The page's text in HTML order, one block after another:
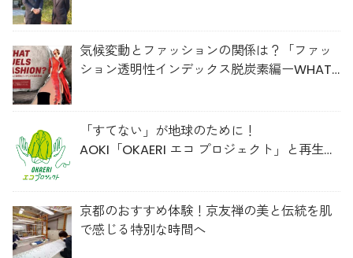
気候変動とファッションの関係は？「ファッ
ション透明性インデックス脱炭素編ーWHAT
「すてない」が地球のために！
AOKI「OKAERI エコ プロジェクト」と再生ウ
京都のおすすめ体験！京友禅の美と伝統を肌
で感じる特別な時間へ